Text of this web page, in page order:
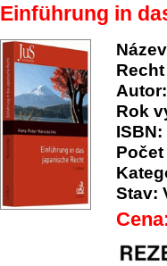
Einführung in
Recht
Autor:
Rok
ISBN:
Stav: